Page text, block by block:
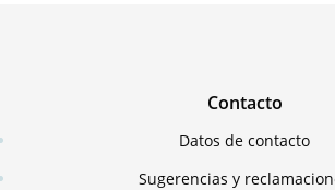
Contacto
Datos de contacto
Sugerencias y